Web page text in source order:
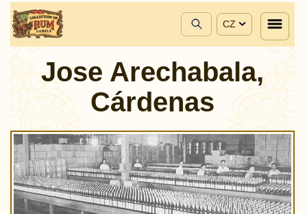
CZ
Jose Arechabala,
Cárdenas